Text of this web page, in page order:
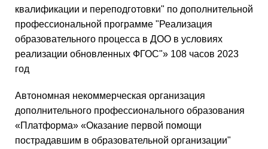
квалификации и переподготовки" по дополнительной
профессиональной программе "Реализация
образовательного процесса в ДОО в условиях
реализации обновленных ФГОС"» 108 часов 2023
год
Автономная некоммерческая организация
дополнительного профессионального образования
«Платформа» «Оказание первой помощи
пострадавшим в образовательной организации"